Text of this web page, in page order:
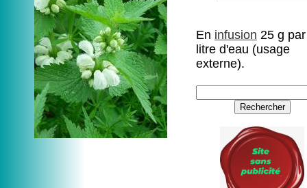
En infusion 25 g par
litre d'eau (usage
externe).